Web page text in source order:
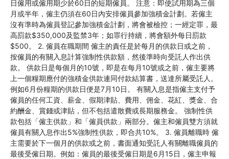
日僱用或僱用期少於60日的短期僱員。 注意：即使試用期為三個
月或半年，僱主仍須在60日內安排僱員參加強積金計劃。若僱主
沒有準時為僱員登記參加強積金計劃，將會被檢控；一經定罪，最
高罰款$350,000及監禁3年；如罪行持續，將會額外每日罰款
$500。 2. 僱員在職期間 僱主的責任是於每月的供款日或之前，
按僱員的有關入息計算強制性供款額，然後準時向受託人作出供
款。 供款日是每個月的10號，即是在每月10號或之前，僱主要將
上一個糧期應付的強積金供款連同付款結算書，送達所屬受託人。
例如6月份糧期的供款日便是7月10日。 有關入息是指僱主支付予
僱員的任何工資、薪金、假期津貼、費用、佣金、花紅、獎金、合
約酬金、賞錢或津貼，但不包括遣散費或長期服務金。 強制性供
款包括「僱主供款」和「僱員供款」兩部分。僱主和僱員雙方須就
僱員有關入息作出5%強制性供款，即合共10%。 3. 僱員離職時 僱
主需要於下一個月的供款或之前，書面通知受託人有關離職僱員的
最後受僱日期。例如：僱員的最後受僱日期是6月15日，僱主申報